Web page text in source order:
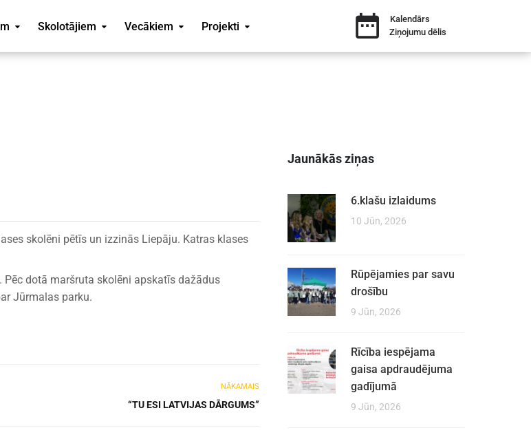
Skolotājiem Vecākiem Projekti
Kalendārs
Ziņojumu dēlis
skolēni pētīs un izzinās Liepāju. Katras klases
dotā maršruta skolēni apskatīs dažādus
Jūrmalas parku.
NĀKAMAIS
“TU ESI LATVIJAS DĀRGUMS”
Jaunākās ziņas
6.klašu izlaidums
10 Jūn, 2026
Rūpējamies par savu
drošību
9 Jūn, 2026
Rīcība iespējama
gaisa apdraudējuma
gadījumā
9 Jūn, 2026